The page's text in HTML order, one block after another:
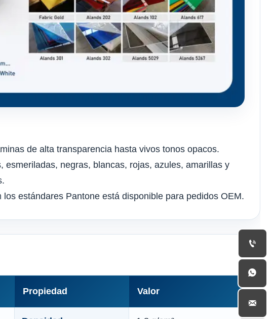
de alta transparencia hasta vivos tonos opacos.
negras, blancas, rojas, azules, amarillas y
estándares Pantone está disponible para pedidos OEM.
Propiedad Valor


